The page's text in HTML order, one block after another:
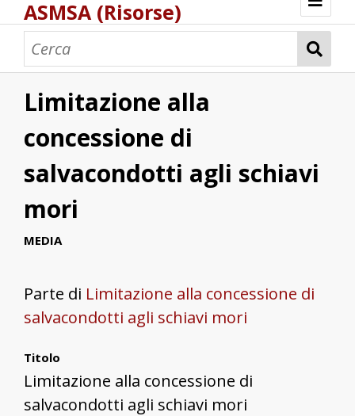
ASMSA (Risorse)
Benvenuto
Bastimenti
Carte e mappe
Corsari
Pesca e pescatori
Pesca e pescatori di corallo
Peschiere
Porti e scali marittimi
Portolani
Saline
Schiavi
Torri costiere
ASMSA - Atlante digitale di Storia Marittima
Fonti archivistiche
Limitazione alla
concessione di
salvacondotti agli schiavi
mori
MEDIA
Parte di Limitazione alla concessione di
salvacondotti agli schiavi mori
Titolo
Limitazione alla concessione di
salvacondotti agli schiavi mori